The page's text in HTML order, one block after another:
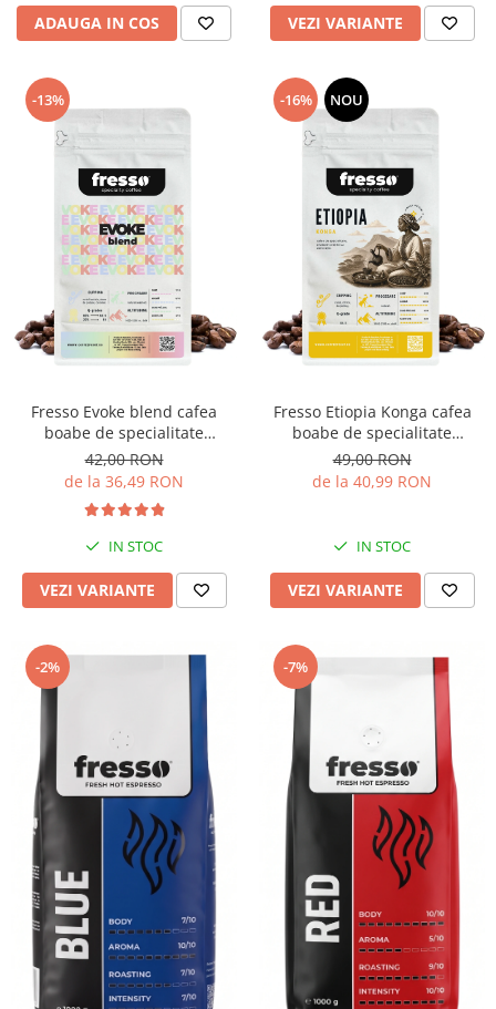
ADAUGA IN COS VEZI VARIANTE
-13%
Fresso Evoke blend cafea
boabe de specialitate
proaspăt prăjită
42,00 RON
de la 36,49 RON
IN STOC
VEZI VARIANTE
-16% NOU
Fresso Etiopia Konga cafea
boabe de specialitate
proaspăt prăjită
49,00 RON
de la 40,99 RON
IN STOC
VEZI VARIANTE
-2% -7%